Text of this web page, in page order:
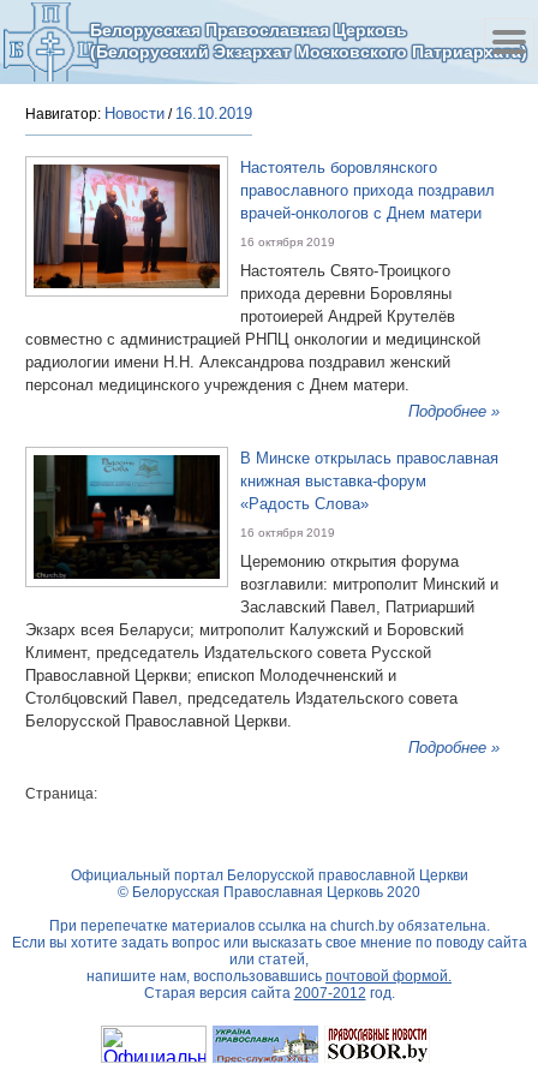
Белорусская Православная Церковь
(Белорусский Экзархат Московского Патриархата)
Навигатор: Новости / 16.10.2019
Настоятель боровлянского
православного прихода поздравил
врачей-онкологов с Днем матери
16 октября 2019
Настоятель Свято-Троицкого
прихода деревни Боровляны
протоиерей Андрей Крутелёв
совместно с администрацией РНПЦ онкологии и медицинской
радиологии имени Н.Н. Александрова поздравил женский
персонал медицинского учреждения с Днем матери.
Подробнее »
В Минске открылась православная
книжная выставка-форум
«Радость Слова»
16 октября 2019
Церемонию открытия форума
возглавили: митрополит Минский и
Заславский Павел, Патриарший
Экзарх всея Беларуси; митрополит Калужский и Боровский
Климент, председатель Издательского совета Русской
Православной Церкви; епископ Молодечненский и
Столбцовский Павел, председатель Издательского совета
Белорусской Православной Церкви.
Подробнее »
Страница:
Официальный портал Белорусской православной Церкви
© Белорусская Православная Церковь 2020
При перепечатке материалов ссылка на church.byобязательна.
Если вы хотите задать вопрос или высказать свое мнение по поводу сайта
или статей,
напишите нам, воспользовавшись почтовой формой.
Старая версия сайта 2007-2012 год.